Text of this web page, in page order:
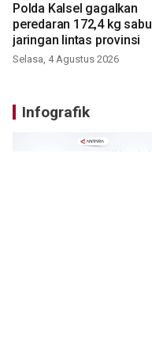
Polda Kalsel gagalkan
peredaran 172,4 kg sabu
jaringan lintas provinsi
Selasa, 4 Agustus 2026
Infografik